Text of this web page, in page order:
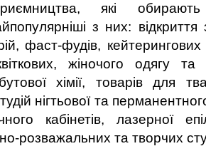
які обирають
з них:
фаст-фудів,
жіночого одягу та
хімії, товарів для
нігтьової та
кабінетів, лазерної
розважальних та творчих